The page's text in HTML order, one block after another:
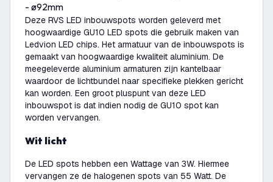
- ø92mm
Deze RVS LED inbouwspots worden geleverd met
hoogwaardige GU10 LED spots die gebruik maken van
Ledvion LED chips. Het armatuur van de inbouwspots is
gemaakt van hoogwaardige kwaliteit aluminium. De
meegeleverde aluminium armaturen zijn kantelbaar
waardoor de lichtbundel naar specifieke plekken gericht
kan worden. Een groot pluspunt van deze LED
inbouwspot is dat indien nodig de GU10 spot kan
worden vervangen.
Wit licht
De LED spots hebben een Wattage van 3W. Hiermee
vervangen ze de halogenen spots van 55 Watt. De